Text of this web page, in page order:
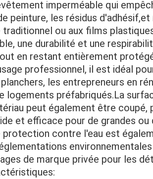
imperméable qui
peinture, les résidus
traditionnel ou aux films
une durabilité et une
en restant entièrement
professionnel, il est idéal
les entrepreneurs en
logements préfabriqués.La
peut également être coupé,
et efficace pour de grandes
protection contre l'eau est
de marque privée pour les